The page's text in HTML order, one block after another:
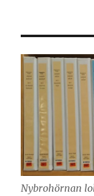
Nybrohörnan